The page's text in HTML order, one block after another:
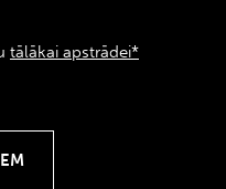
tālākai apstrādei*